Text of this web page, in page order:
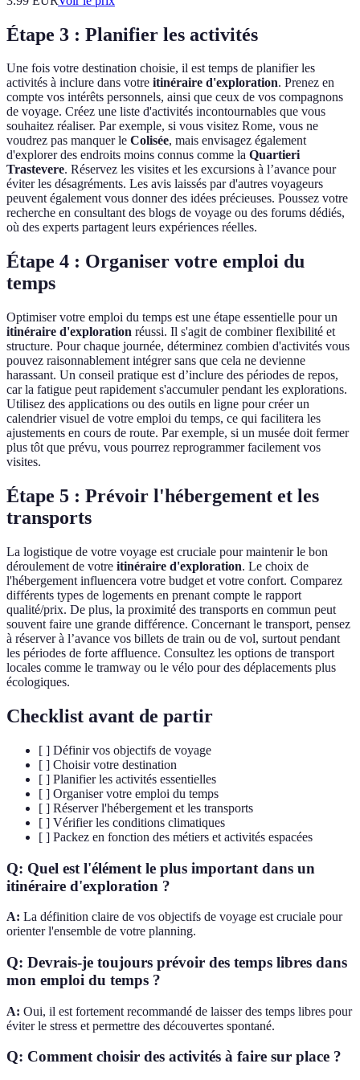
Étape 3 : Planifier les activités
Une fois votre destination choisie, il est temps de planifier les
activités à inclure dans votre itinéraire d'exploration. Prenez en
compte vos intérêts personnels, ainsi que ceux de vos compagnons
de voyage. Créez une liste d'activités incontournables que vous
souhaitez réaliser. Par exemple, si vous visitez Rome, vous ne
voudrez pas manquer le Colisée, mais envisagez également
d'explorer des endroits moins connus comme la Quartieri
Trastevere. Réservez les visites et les excursions à l’avance pour
éviter les désagréments. Les avis laissés par d'autres voyageurs
peuvent également vous donner des idées précieuses. Poussez votre
recherche en consultant des blogs de voyage ou des forums dédiés,
où des experts partagent leurs expériences réelles.
Étape 4 : Organiser votre emploi du
temps
Optimiser votre emploi du temps est une étape essentielle pour un
itinéraire d'exploration réussi. Il s'agit de combiner flexibilité et
structure. Pour chaque journée, déterminez combien d'activités vous
pouvez raisonnablement intégrer sans que cela ne devienne
harassant. Un conseil pratique est d’inclure des périodes de repos,
car la fatigue peut rapidement s'accumuler pendant les explorations.
Utilisez des applications ou des outils en ligne pour créer un
calendrier visuel de votre emploi du temps, ce qui facilitera les
ajustements en cours de route. Par exemple, si un musée doit fermer
plus tôt que prévu, vous pourrez reprogrammer facilement vos
visites.
Étape 5 : Prévoir l'hébergement et les
transports
La logistique de votre voyage est cruciale pour maintenir le bon
déroulement de votre itinéraire d'exploration. Le choix de
l'hébergement influencera votre budget et votre confort. Comparez
différents types de logements en prenant compte le rapport
qualité/prix. De plus, la proximité des transports en commun peut
souvent faire une grande différence. Concernant le transport, pensez
à réserver à l’avance vos billets de train ou de vol, surtout pendant
les périodes de forte affluence. Consultez les options de transport
locales comme le tramway ou le vélo pour des déplacements plus
écologiques.
Checklist avant de partir
[ ] Définir vos objectifs de voyage
[ ] Choisir votre destination
[ ] Planifier les activités essentielles
[ ] Organiser votre emploi du temps
[ ] Réserver l'hébergement et les transports
[ ] Vérifier les conditions climatiques
[ ] Packez en fonction des métiers et activités espacées
Q: Quel est l'élément le plus important dans un
itinéraire d'exploration ?
A: La définition claire de vos objectifs de voyage est cruciale pour
orienter l'ensemble de votre planning.
Q: Devrais-je toujours prévoir des temps libres dans
mon emploi du temps ?
A: Oui, il est fortement recommandé de laisser des temps libres pour
éviter le stress et permettre des découvertes spontané.
Q: Comment choisir des activités à faire sur place ?